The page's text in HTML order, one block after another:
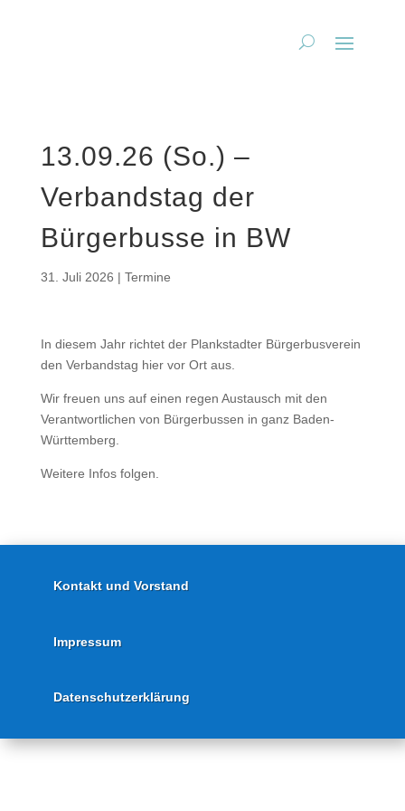
13.09.26 (So.) –
Verbandstag der
Bürgerbusse in BW
31. Juli 2026 | Termine
In diesem Jahr richtet der Plankstadter Bürgerbusverein
den Verbandstag hier vor Ort aus.
Wir freuen uns auf einen regen Austausch mit den
Verantwortlichen von Bürgerbussen in ganz Baden-
Württemberg.
Weitere Infos folgen.
Kontakt und Vorstand
Impressum
Datenschutzerklärung